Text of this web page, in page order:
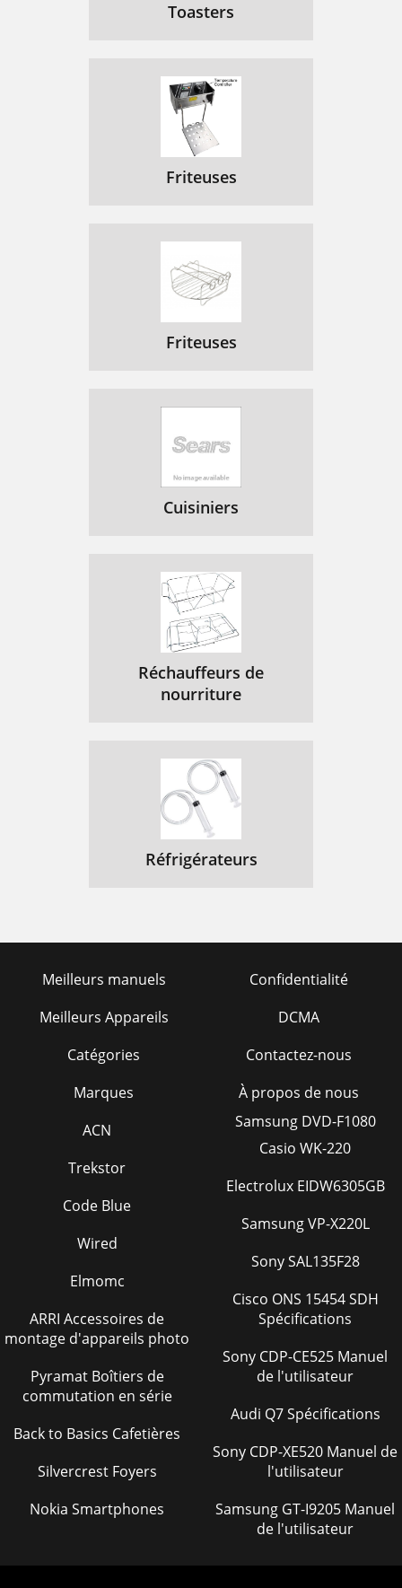
Toasters
Friteuses
Friteuses
Cuisiniers
Réchauffeurs de
nourriture
Réfrigérateurs
Meilleurs manuels
Meilleurs Appareils
Catégories
Marques
Confidentialité
DCMA
Contactez-nous
À propos de nous
ACN
Trekstor
Code Blue
Wired
Elmomc
ARRI Accessoires de
montage d'appareils photo
Pyramat Boîtiers de
commutation en série
Back to Basics Cafetières
Silvercrest Foyers
Nokia Smartphones
Samsung DVD-F1080
Casio WK-220
Electrolux EIDW6305GB
Samsung VP-X220L
Sony SAL135F28
Cisco ONS 15454 SDH
Spécifications
Sony CDP-CE525 Manuel
de l'utilisateur
Audi Q7 Spécifications
Sony CDP-XE520 Manuel de
l'utilisateur
Samsung GT-I9205 Manuel
de l'utilisateur